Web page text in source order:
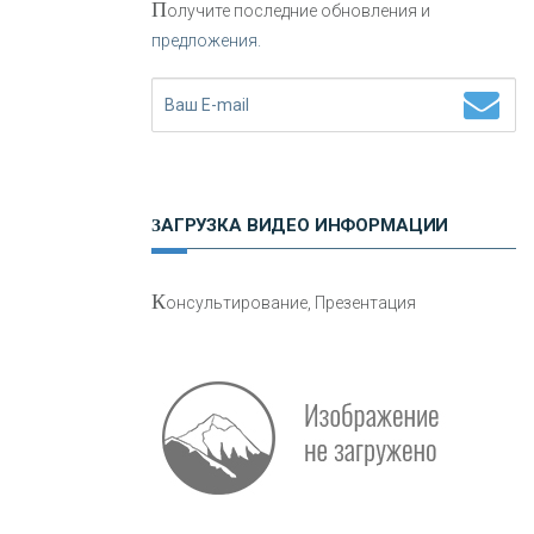
Нетворкинг для предпринимателей
авто
Получите последние обновления и
предложения.
ЗАГРУЗКА ВИДЕО ИНФОРМАЦИИ
Консультирование, Презентация